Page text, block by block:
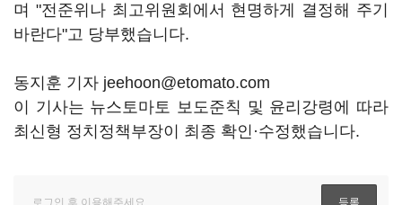
며 "전준위나 최고위원회에서 현명하게 결정해 주기
바란다"고 당부했습니다.
동지훈 기자 jeehoon@etomato.com
이 기사는 뉴스토마토 보도준칙 및 윤리강령에 따라
최신형 정치정책부장이 최종 확인·수정했습니다.